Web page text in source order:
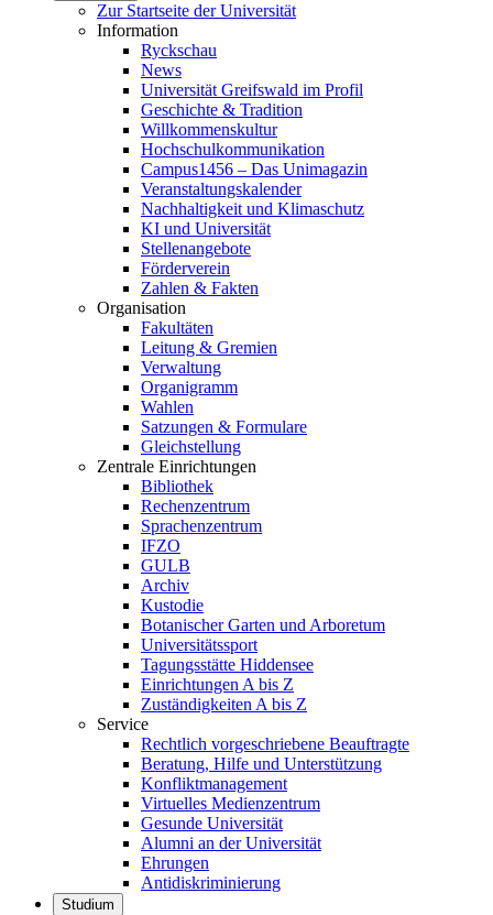
Zur Startseite der Universität
Information
Ryckschau
News
Universität Greifswald im Profil
Geschichte & Tradition
Willkommenskultur
Hochschulkommunikation
Campus1456 – Das Unimagazin
Veranstaltungskalender
Nachhaltigkeit und Klimaschutz
KI und Universität
Stellenangebote
Förderverein
Zahlen & Fakten
Organisation
Fakultäten
Leitung & Gremien
Verwaltung
Organigramm
Wahlen
Satzungen & Formulare
Gleichstellung
Zentrale Einrichtungen
Bibliothek
Rechenzentrum
Sprachenzentrum
IFZO
GULB
Archiv
Kustodie
Botanischer Garten und Arboretum
Universitätssport
Tagungsstätte Hiddensee
Einrichtungen A bis Z
Zuständigkeiten A bis Z
Service
Rechtlich vorgeschriebene Beauftragte
Beratung, Hilfe und Unterstützung
Konfliktmanagement
Virtuelles Medienzentrum
Gesunde Universität
Alumni an der Universität
Ehrungen
Antidiskriminierung
Studium